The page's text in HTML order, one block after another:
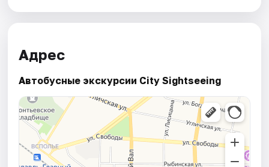
Адрес
Автобусные экскурсии City Sightseeing